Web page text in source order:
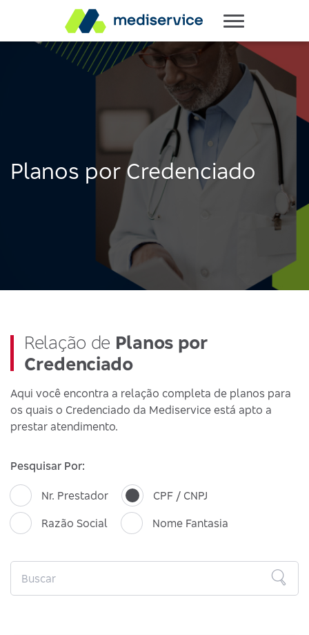
Planos por Credenciado
Relação de Planos por
Credenciado
Aqui você encontra a relação completa de planos para
os quais o Credenciado da Mediservice está apto a
prestar atendimento.
Pesquisar Por:
Nr. Prestador
CPF / CNPJ
Razão Social
Nome Fantasia